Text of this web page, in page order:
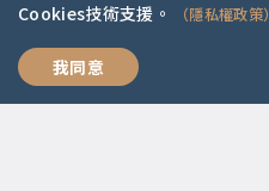
成為你想要的改變
Cookies技術支援。
（隱私權政策）
我同意